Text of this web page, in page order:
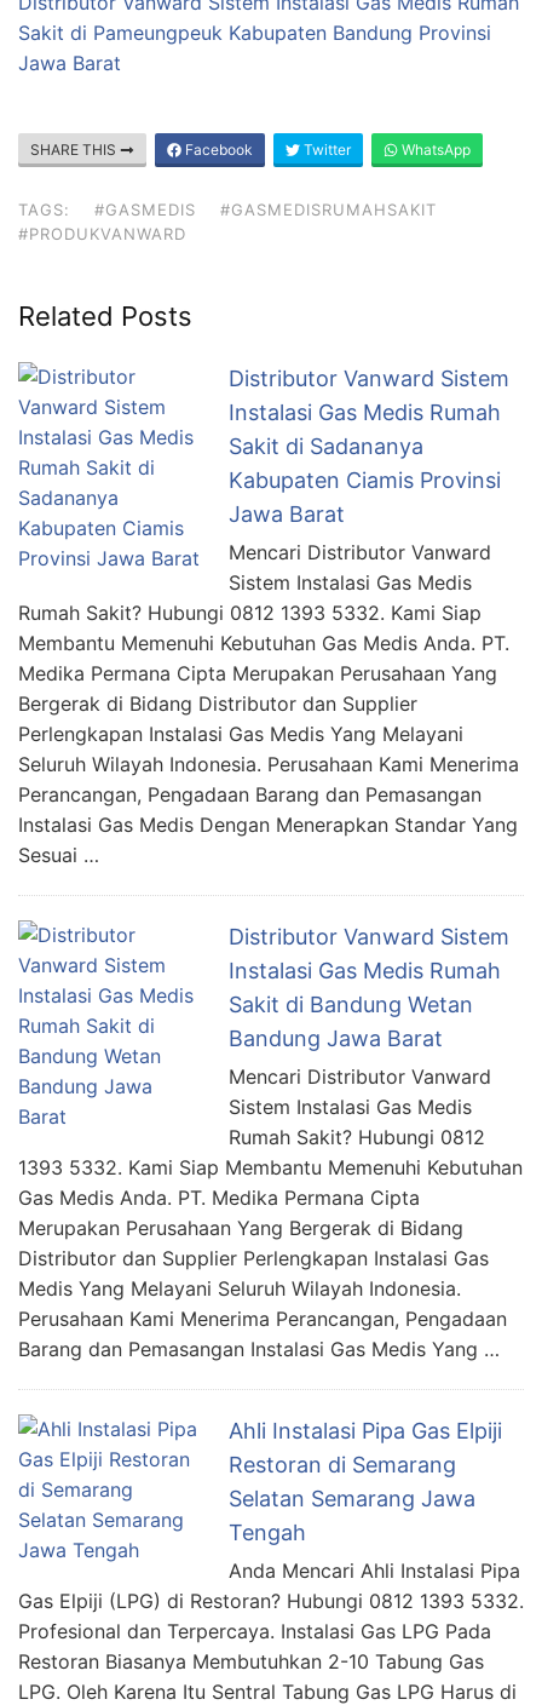
Sakit di Pameungpeuk Kabupaten Bandung Provinsi
Jawa Barat
SHARE THIS Facebook Twitter WhatsApp
TAGS: #GASMEDIS
#GASMEDISRUMAHSAKIT
#PRODUKVANWARD
Related Posts
Distributor Vanward Sistem
Instalasi Gas Medis Rumah
Sakit di Sadananya
Kabupaten Ciamis Provinsi
Jawa Barat
Mencari Distributor Vanward
Sistem Instalasi Gas Medis
Rumah Sakit? Hubungi 0812 1393 5332. Kami Siap
Membantu Memenuhi Kebutuhan Gas Medis Anda. PT.
Medika Permana Cipta Merupakan Perusahaan Yang
Bergerak di Bidang Distributor dan Supplier
Perlengkapan Instalasi Gas Medis Yang Melayani
Seluruh Wilayah Indonesia. Perusahaan Kami Menerima
Perancangan, Pengadaan Barang dan Pemasangan
Instalasi Gas Medis Dengan Menerapkan Standar Yang
Sesuai …
Distributor Vanward Sistem
Instalasi Gas Medis Rumah
Sakit di Bandung Wetan
Bandung Jawa Barat
Mencari Distributor Vanward
Sistem Instalasi Gas Medis
Rumah Sakit? Hubungi 0812
1393 5332. Kami Siap Membantu Memenuhi Kebutuhan
Gas Medis Anda. PT. Medika Permana Cipta
Merupakan Perusahaan Yang Bergerak di Bidang
Distributor dan Supplier Perlengkapan Instalasi Gas
Medis Yang Melayani Seluruh Wilayah Indonesia.
Perusahaan Kami Menerima Perancangan, Pengadaan
Barang dan Pemasangan Instalasi Gas Medis Yang …
Ahli Instalasi Pipa Gas Elpiji
Restoran di Semarang
Selatan Semarang Jawa
Tengah
Anda Mencari Ahli Instalasi Pipa
Gas Elpiji (LPG) di Restoran? Hubungi 0812 1393 5332.
Profesional dan Terpercaya. Instalasi Gas LPG Pada
Restoran Biasanya Membutuhkan 2-10 Tabung Gas
LPG. Oleh Karena Itu Sentral Tabung Gas LPG Harus di